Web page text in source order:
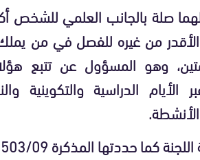
صلة بالجانب العلمي للشخص
من غيره للفصل في من
وهو المسؤول عن تتبع
الدراسية والتكوينية
المذكرة 503/09 السالفة الذكر: